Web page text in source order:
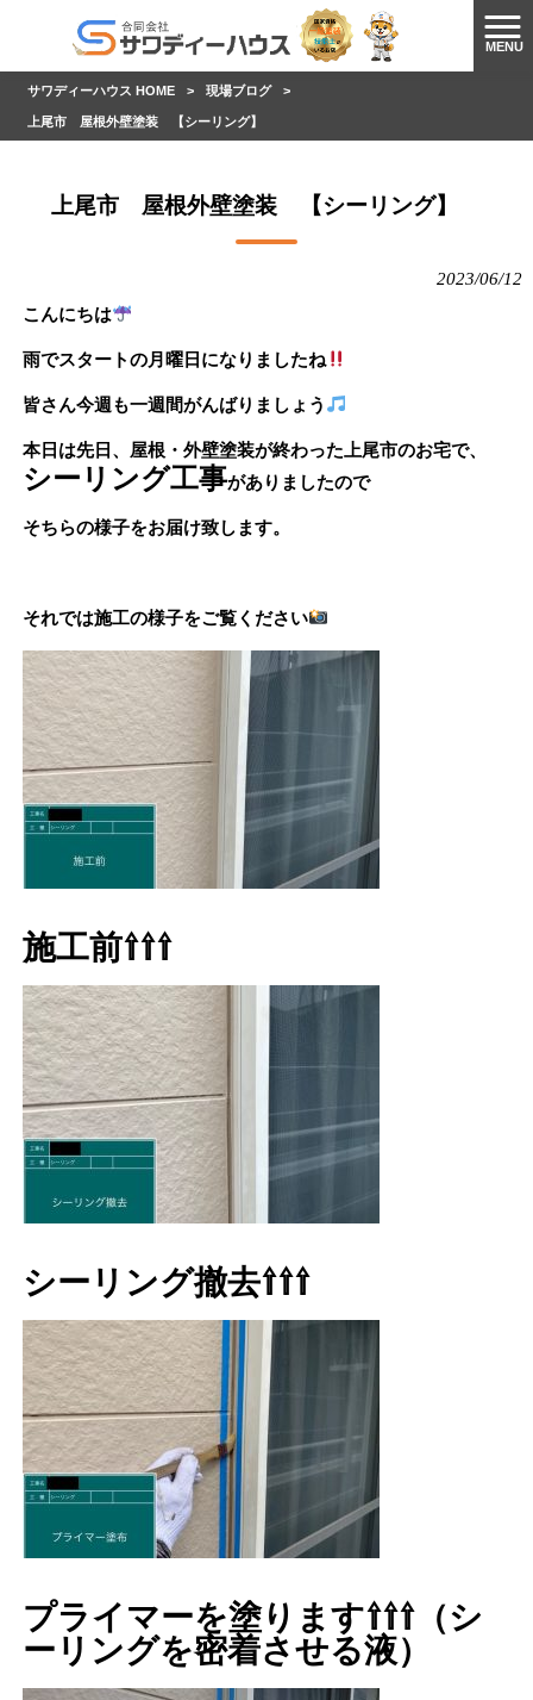
MENU
サワディーハウス HOME > 現場ブログ >
上尾市 屋根外壁塗装 【シーリング】
上尾市 屋根外壁塗装 【シーリング】
2023/06/12
こんにちは
雨でスタートの月曜日になりましたね
皆さん今週も一週間がんばりましょう
本日は先日、屋根・外壁塗装が終わった上尾市のお宅で、
シーリング工事がありましたので
そちらの様子をお届け致します。
それでは施工の様子をご覧ください
施工前⇧⇧⇧
シーリング撤去⇧⇧⇧
プライマーを塗ります⇧⇧⇧（シ
ーリングを密着させる液）